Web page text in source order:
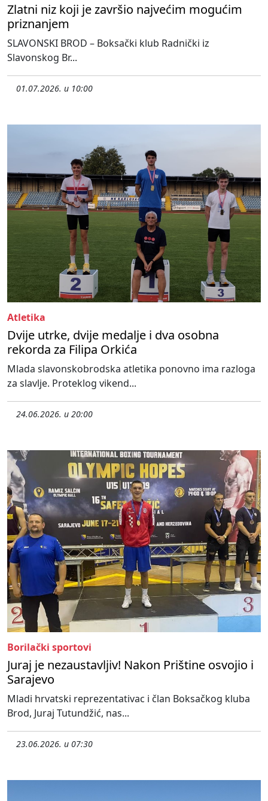
Zlatni niz koji je završio najvećim mogućim
priznanjem
SLAVONSKI BROD – Boksački klub Radnički iz
Slavonskog Br...
01.07.2026. u 10:00
Atletika
Dvije utrke, dvije medalje i dva osobna
rekorda za Filipa Orkića
Mlada slavonskobrodska atletika ponovno ima razloga
za slavlje. Proteklog vikend...
24.06.2026. u 20:00
Borilački sportovi
Juraj je nezaustavljiv! Nakon Prištine osvojio i
Sarajevo
Mladi hrvatski reprezentativac i član Boksačkog kluba
Brod, Juraj Tutundžić, nas...
23.06.2026. u 07:30